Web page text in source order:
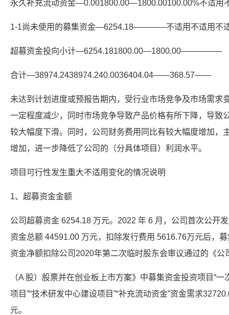
永久补充流动资金—0.001800.00—1800.00100.00%不适用
1-1尚未使用的募集资金—6254.18————不适用不适用不
超募资金投向小计—6254.181800.00—1800.00—————
合计—38974.2438974.240.0036404.04——368.57——
未达到计划进度或预报告期内，受行业市场竞争及市场需求
一定程度减少，同时市场竞争导致产品价格有所下降，导致
较大幅度下滑。同时，公司财务费用同比有较大幅度增加，
增加，进一步降低了公司的（分具体项目）利润水平。
项目可行性发生重大不适用变化的情况说明
1、超募资金金额
公司超募资金 6254.18 万元。2022 年 6 月，公司首次公开
资金总额 44591.00 万元，扣除发行费用 5616.76万元后，
资金净额扣除公司2020年第二次临时股东会审议通过的《公
（A 股）股票并在创业板上市方案》中募集资金投资项目“
项目”“技术研发中心建设项目”“补充流动资金”资金需求
元。